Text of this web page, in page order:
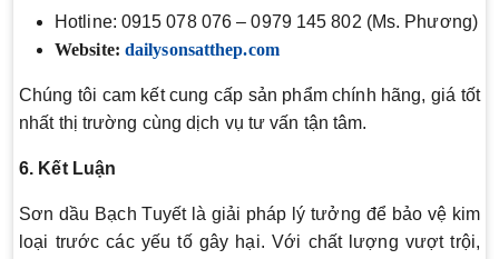
Hotline: 0915 078 076 – 0979 145 802 (Ms. Phương)
Website: dailysonsatthep.com
Chúng tôi cam kết cung cấp sản phẩm chính hãng, giá tốt
nhất thị trường cùng dịch vụ tư vấn tận tâm.
6. Kết Luận
Sơn dầu Bạch Tuyết là giải pháp lý tưởng để bảo vệ kim
loại trước các yếu tố gây hại. Với chất lượng vượt trội,